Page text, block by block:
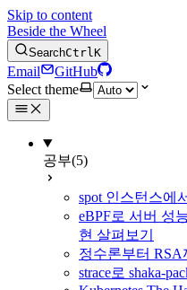
Skip to content
Beside the Wheel
SearchCtrlK
Email
GitHub
Select theme
공부(5)
spot 인스턴스에
eBPF로 서버 성
현 살펴보기
정수론부터 RSA
strace로 shaka-